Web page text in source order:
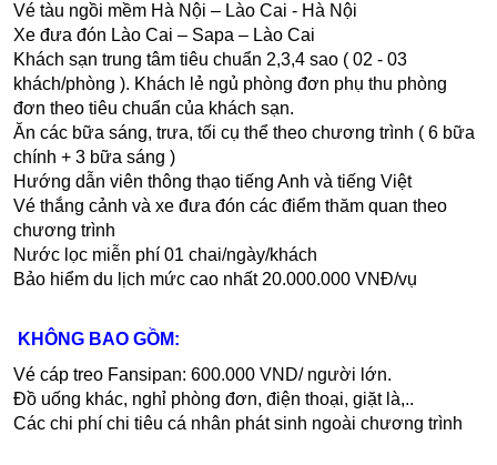
Vé tàu ngồi mềm Hà Nội – Lào Cai - Hà Nội
Xe đưa đón Lào Cai – Sapa – Lào Cai
Khách sạn trung tâm tiêu chuẩn 2,3,4 sao ( 02 - 03
khách/phòng ). Khách lẻ ngủ phòng đơn phụ thu phòng
đơn theo tiêu chuẩn của khách sạn.
Ăn các bữa sáng, trưa, tối cụ thể theo chương trình ( 6 bữa
chính + 3 bữa sáng )
Hướng dẫn viên thông thạo tiếng Anh và tiếng Việt
Vé thắng cảnh và xe đưa đón các điểm thăm quan theo
chương trình
Nước lọc miễn phí 01 chai/ngày/khách
Bảo hiểm du lịch mức cao nhất 20.000.000 VNĐ/vụ
KHÔNG BAO GỒM:
Vé cáp treo Fansipan: 600.000 VND/ người lớn.
Đồ uống khác, nghỉ phòng đơn, điện thoại, giặt là,..
Các chi phí chi tiêu cá nhân phát sinh ngoài chương trình